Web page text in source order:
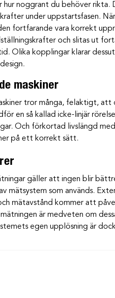
hur noggrant du behöver
under uppstartsfasen.
fortfarande vara korrekt
och slitas ut
Olika kopplingar klarar
maskiner
tror många, felaktigt,
en så kallad icke-linjär
Och förkortad livslängd
på ett korrekt sätt.
gäller att ingen blir
mätsystem som används.
mätavstånd kommer att
är medveten om
egen upplösning är